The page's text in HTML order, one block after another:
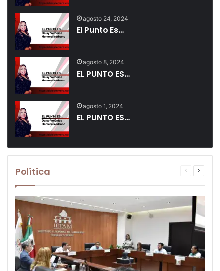
agosto 24, 2024
El Punto Es…
agosto 8, 2024
EL PUNTO ES…
agosto 1, 2024
EL PUNTO ES…
Política
Noticia